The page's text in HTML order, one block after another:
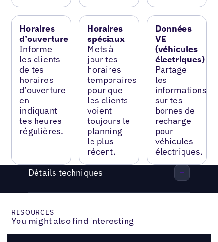
Horaires
d’ouverture
Informe
les clients
de tes
horaires
d’ouverture
en
indiquant
tes heures
régulières.
Horaires
spéciaux
Mets à
jour tes
horaires
temporaires
pour que
les clients
voient
toujours le
planning
le plus
récent.
Données
VE
(véhicules
électriques)
Partage
les
informations
sur tes
bornes de
recharge
pour
véhicules
électriques.
Détails techniques
RESOURCES
You might also find interesting